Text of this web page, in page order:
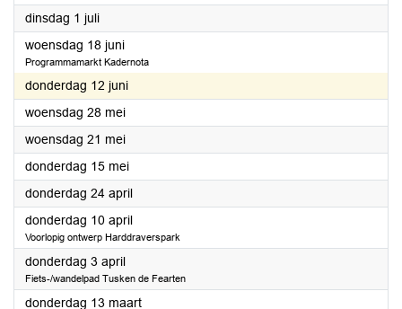
dinsdag 1 juli2025
woensdag 18 juni2025
Programmamarkt Kadernota
donderdag 12 juni2025
woensdag 28 mei2025
woensdag 21 mei2025
donderdag 15 mei2025
donderdag 24 april2025
donderdag 10 april2025
Voorlopig ontwerp Harddraverspark
donderdag 3 april2025
Fiets-/wandelpad Tusken de Fearten
donderdag 13 maart2025